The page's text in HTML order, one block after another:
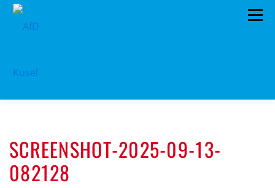
Zum
Inhalt
Menü
PROGRAMM KONTAKT
MITGLIED WERDEN
SCREENSHOT-2025-09-13-
082128